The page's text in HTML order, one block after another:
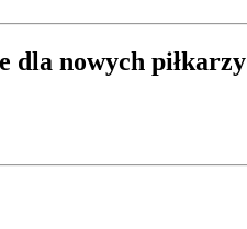
dla nowych piłkarzy